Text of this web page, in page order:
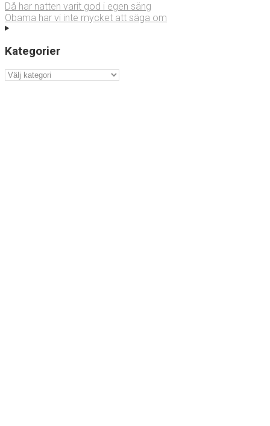
Då har natten varit god i egen säng
Obama har vi inte mycket att säga om
Kategorier
Kategorier